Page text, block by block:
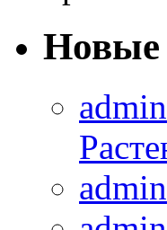
Новые
admin
admin